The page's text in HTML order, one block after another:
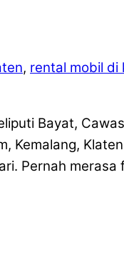
, rental mobil di
Bayat,
Kemalang,
Pernah